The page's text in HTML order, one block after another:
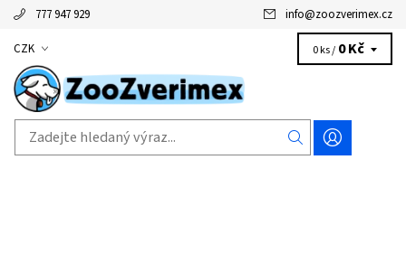
777 947 929 info@zoozverimex.cz
CZK 0 ks / 0 Kč